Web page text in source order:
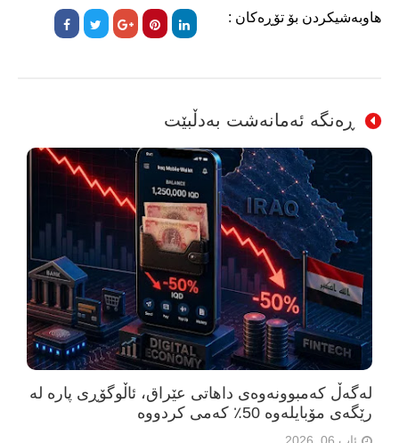
هاوبەشیکردن بۆ تۆڕەکان :
ڕەنگە ئەمانەشت بەدڵبێت
لەگەڵ کەمبوونەوەی داهاتی عێراق، ئاڵوگۆڕی پارە لە
رێگەی مۆبایلەوە 50٪ کەمی کردووە